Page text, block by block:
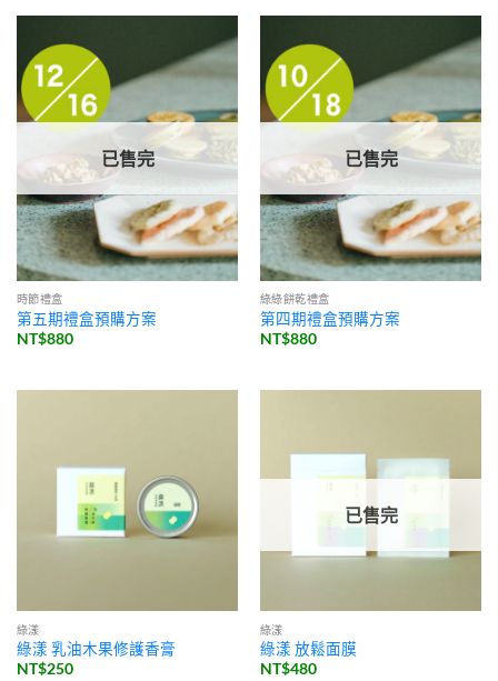
已售完
時節禮盒
第五期禮盒預購方案
NT$880
已售完
綠綠餅乾禮盒
第四期禮盒預購方案
NT$880
綠漾
綠漾 乳油木果修護香膏
NT$250
已售完
綠漾
綠漾 放鬆面膜
NT$480